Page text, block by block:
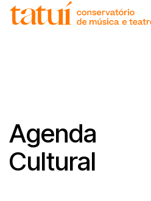
Agenda
Cultural